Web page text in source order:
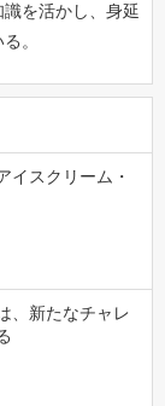
を活かし、身延
。
スクリーム・
、新たなチャレ